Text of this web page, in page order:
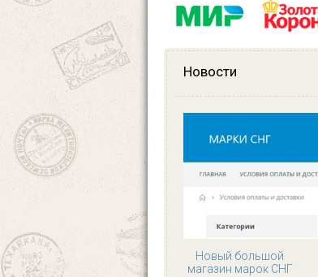
Новости
Новый большой
магазин марок СНГ